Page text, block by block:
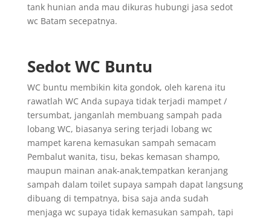
tank hunian anda mau dikuras hubungi jasa sedot
wc Batam secepatnya.
Sedot WC Buntu
WC buntu membikin kita gondok, oleh karena itu
rawatlah WC Anda supaya tidak terjadi mampet /
tersumbat, janganlah membuang sampah pada
lobang WC, biasanya sering terjadi lobang wc
mampet karena kemasukan sampah semacam
Pembalut wanita, tisu, bekas kemasan shampo,
maupun mainan anak-anak,tempatkan keranjang
sampah dalam toilet supaya sampah dapat langsung
dibuang di tempatnya, bisa saja anda sudah
menjaga wc supaya tidak kemasukan sampah, tapi